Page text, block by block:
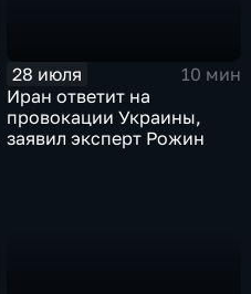
28 июля
10 мин
Иран ответит на
провокации Украины,
заявил эксперт Рожин